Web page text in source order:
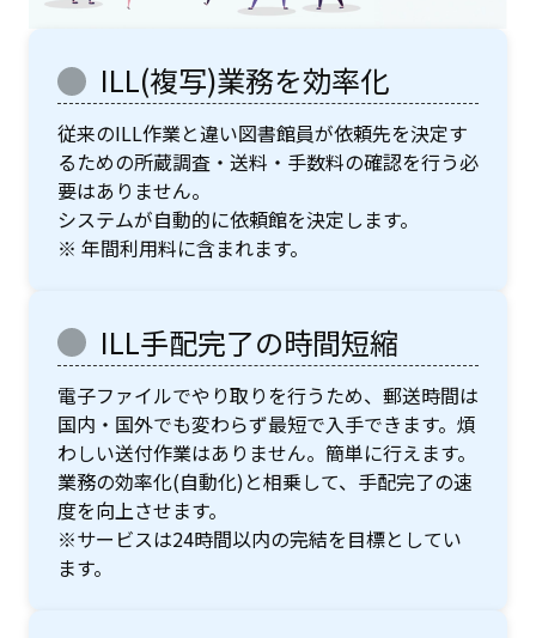
ILL(複写)業務を効率化
従来のILL作業と違い図書館員が依頼先を決定す
るための所蔵調査・送料・手数料の確認を行う必
要はありません。
システムが自動的に依頼館を決定します。
※ 年間利用料に含まれます。
ILL手配完了の時間短縮
電子ファイルでやり取りを行うため、郵送時間は
国内・国外でも変わらず最短で入手できます。煩
わしい送付作業はありません。簡単に行えます。
業務の効率化(自動化)と相乗して、手配完了の速
度を向上させます。
※サービスは24時間以内の完結を目標としてい
ます。